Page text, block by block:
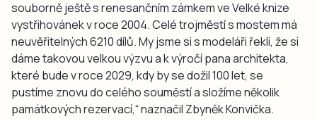
souborně ještě s renesančním zámkem ve Velké knize
vystřihovánek v roce 2004. Celé trojměstí s mostem má
neuvěřitelných 6210 dílů. My jsme si s modeláři řekli, že si
dáme takovou velkou výzvu a k výročí pana architekta,
které bude v roce 2029, kdy by se dožil 100 let, se
pustíme znovu do celého souměstí a složíme několik
památkových rezervací,“ naznačil Zbyněk Konvička.